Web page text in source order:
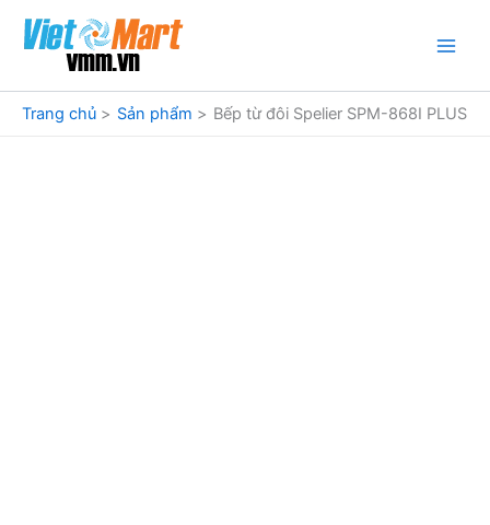
dung
Trang chủ
Sản phẩm Bếp từ đôi Spelier SPM-868I PLUS